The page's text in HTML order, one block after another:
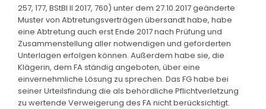
257, 177, BStBl II 2017, 760) unter dem 27.10.2017 geänderte
Muster von Abtretungsverträgen übersandt habe, habe
eine Abtretung auch erst Ende 2017 nach Prüfung und
Zusammenstellung aller notwendigen und geforderten
Unterlagen erfolgen können. Außerdem habe sie, die
Klägerin, dem FA ständig angeboten, über eine
einvernehmliche Lösung zu sprechen. Das FG habe bei
seiner Urteilsfindung die als behördliche Pflichtverletzung
zu wertende Verweigerung des FA nicht berücksichtigt.